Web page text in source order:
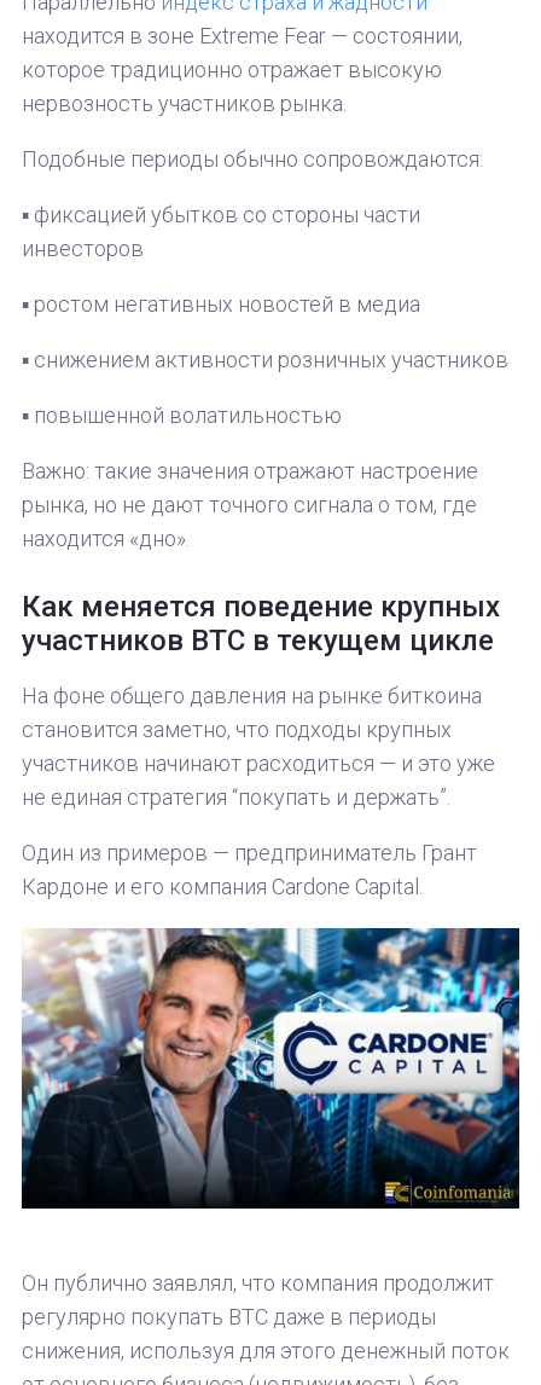
находится в зоне Extreme Fear — состоянии,
которое традиционно отражает высокую
нервозность участников рынка.
Подобные периоды обычно сопровождаются:
▪️ фиксацией убытков со стороны части
инвесторов
▪️ ростом негативных новостей в медиа
▪️ снижением активности розничных участников
▪️ повышенной волатильностью
Важно: такие значения отражают настроение
рынка, но не дают точного сигнала о том, где
находится «дно».
Как меняется поведение крупных
участников BTC в текущем цикле
На фоне общего давления на рынке биткоина
становится заметно, что подходы крупных
участников начинают расходиться — и это уже
не единая стратегия “покупать и держать”.
Один из примеров — предприниматель Грант
Кардоне и его компания Cardone Capital.
Он публично заявлял, что компания продолжит
регулярно покупать BTC даже в периоды
снижения, используя для этого денежный поток